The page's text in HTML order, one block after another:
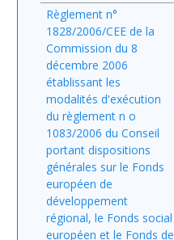
Règlement n°
1828/2006/CEE de la
Commission du 8
décembre 2006
établissant les
modalités d'exécution
du règlement n o
1083/2006 du Conseil
portant dispositions
générales sur le Fonds
européen de
développement
régional, le Fonds social
européen et le Fonds de